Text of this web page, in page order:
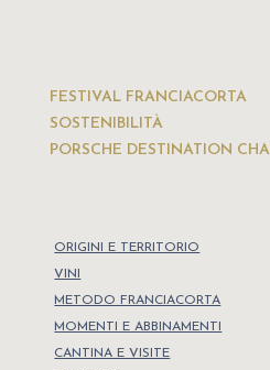
FESTIVAL FRANCIACORTA
SOSTENIBILITÀ
PORSCHE DESTINATION
ORIGINI E TERRITORIO
VINI
METODO FRANCIACORTA
MOMENTI E ABBINAMENTI
CANTINA E VISITE